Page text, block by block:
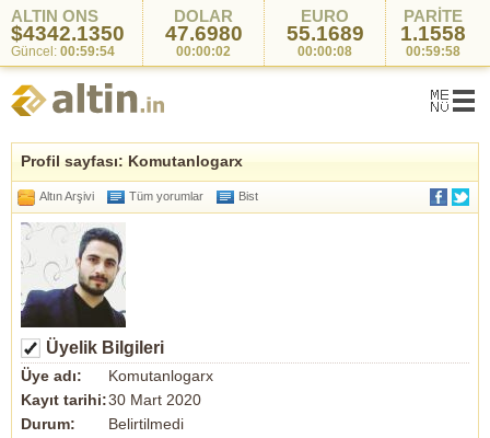
ALTIN ONS
$4342.1350
Güncel: 00:59:54
DOLAR
47.6980
00:00:02
EURO
55.1689
00:00:08
PARİTE
1.1558
00:59:58
Profil sayfası: Komutanlogarx
Altın Arşivi Tüm yorumlar Bist
Üyelik Bilgileri
Üye adı:
Komutanlogarx
Kayıt tarihi:30 Mart 2020
Durum:
Belirtilmedi